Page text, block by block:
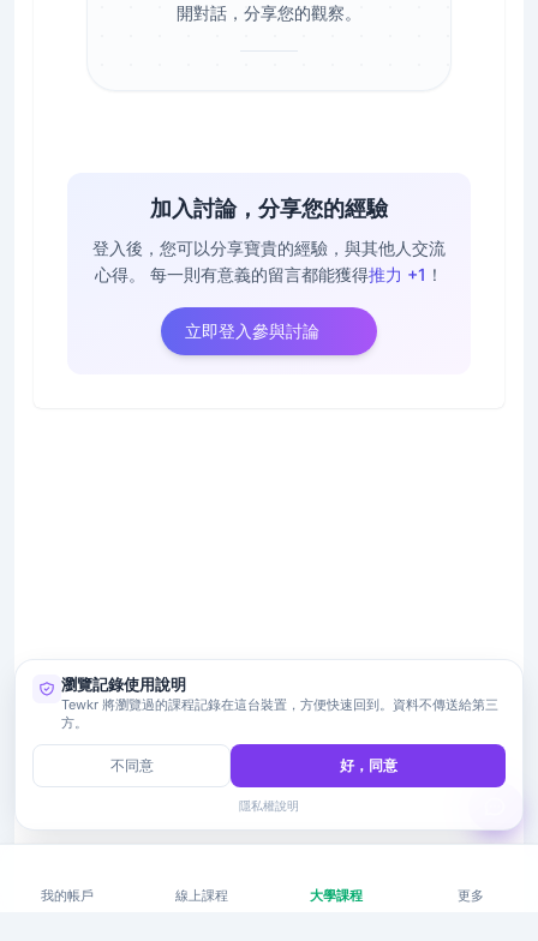
開對話，分享您的觀察。
加入討論，分享您的經驗
登入後，您可以分享寶貴的經驗，與其他人交流
心得。
每一則有意義的留言都能獲得推力 +1 ！
立即登入參與討論
我的帳戶 線上課程 大學課程 更多
瀏覽記錄使用說明
Tewkr 將瀏覽過的課程記錄在這台裝置，方便快速回到。資料不傳送給第三
方。
不同意 好，同意
隱私權說明